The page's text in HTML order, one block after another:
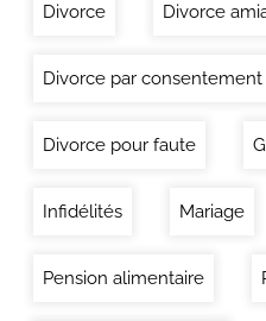
Divorce Divorce
Divorce par
Divorce pour faute
Infidélités Mariage
Pension alimentaire